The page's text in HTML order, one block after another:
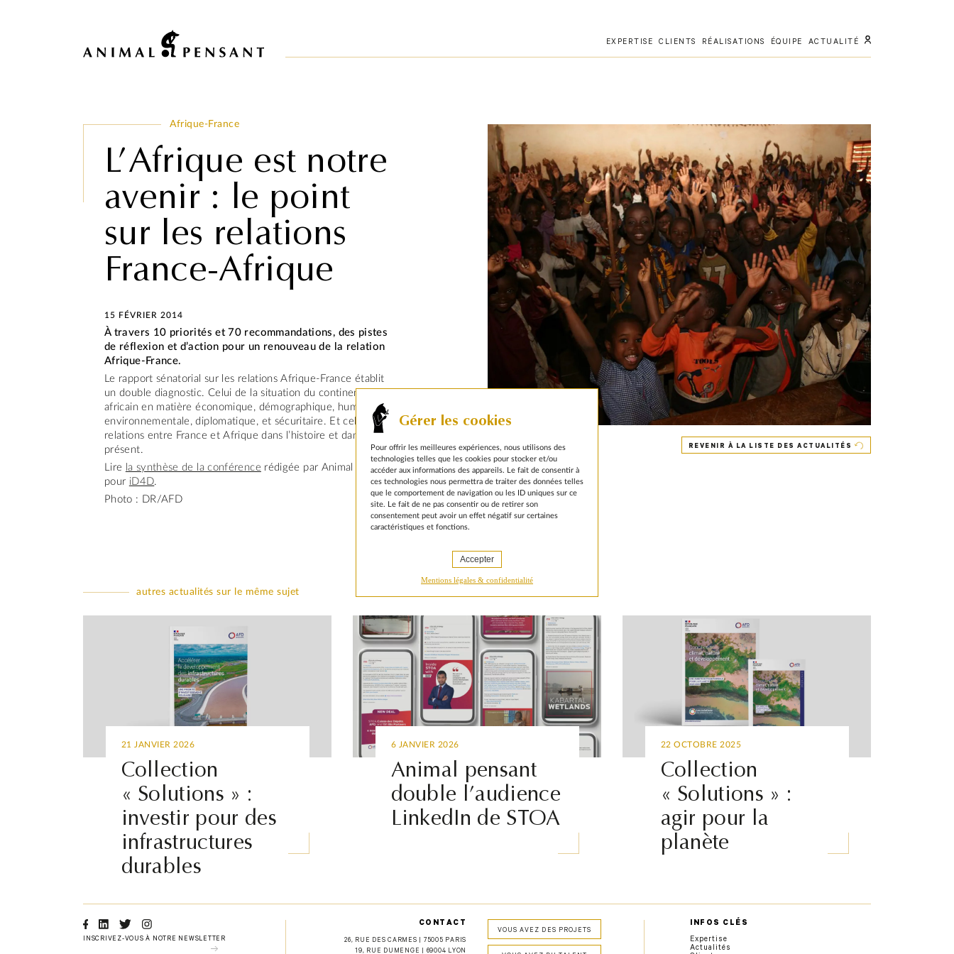
Gérer les cookies
Pour offrir les meilleures expériences, nous utilisons des
technologies telles que les cookies pour stocker et/ou
accéder aux informations des appareils. Le fait de consentir à
ces technologies nous permettra de traiter des données telles
que le comportement de navigation ou les ID uniques sur ce
site. Le fait de ne pas consentir ou de retirer son
consentement peut avoir un effet négatif sur certaines
caractéristiques et fonctions.
Accepter
Mentions légales & confidentialité
EXPERTISE CLIENTS RÉALISATIONS ÉQUIPE ACTUALITÉ
Afrique-France
L’Afrique est notre
avenir : le point
sur les relations
France-Afrique
15 FÉVRIER 2014
À travers 10 priorités et 70 recommandations, des pistes
de réflexion et d’action pour un renouveau de la relation
Afrique-France.
Le rapport sénatorial sur les relations Afrique-France établit
un double diagnostic. Celui de la situation du continent
africain en matière économique, démographique, humanitaire,
environnementale, diplomatique, et sécuritaire. Et celui des
relations entre France et Afrique dans l’histoire et dans le
présent.
Lire la synthèse de la conférence rédigée par Animal pensant
pour iD4D.
Photo : DR/AFD
REVENIR À LA LISTE DES ACTUALITÉS
autres actualités sur le même sujet
21 JANVIER 2026
Collection
« Solutions » :
investir pour des
infrastructures
durables
6 JANVIER 2026
Animal pensant
double l’audience
LinkedIn de STOA
22 OCTOBRE 2025
Collection
« Solutions » :
agir pour la
planète
Facebook Linkedin Twitter
INSCRIVEZ-VOUS À NOTRE NEWSLETTER
CONTACT
26, RUE DES CARMES | 75005 PARIS
19, RUE DUMENGE | 69004 LYON
VOUS AVEZ DES PROJETS
INFOS CLÉS
Expertise
Actualités